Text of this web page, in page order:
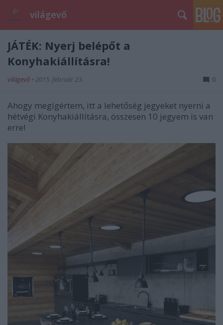
világevő
JÁTÉK: Nyerj belépőt a
Konyhakiállításra!
világevő • 2015. február 23. 0
Ahogy megígértem, itt a lehetőség jegyeket nyerni a
hétvégi Konyhakiállításra, összesen 10 jegyem is van
erre!